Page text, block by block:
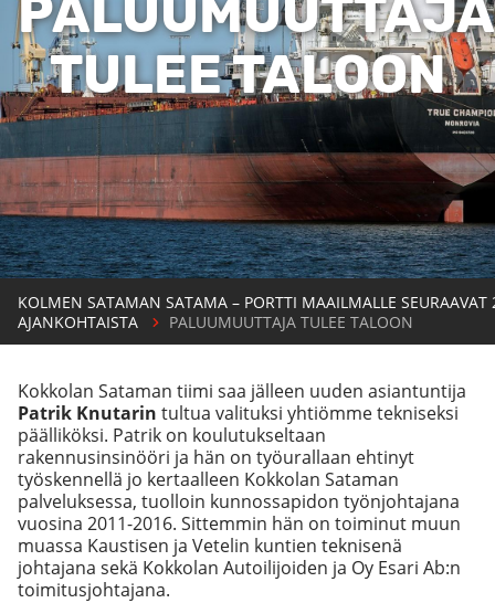
PALUUMUUTTAJA
TULEE TALOON
KOLMEN SATAMAN SATAMA – PORTTI MAAILMALLE SEURAAVAT
AJANKOHTAISTA
PALUUMUUTTAJA TULEE TALOON
Kokkolan Sataman tiimi saa jälleen uuden asiantuntija
Patrik Knutarin tultua valituksi yhtiömme tekniseksi
päälliköksi. Patrik on koulutukseltaan
rakennusinsinööri ja hän on työurallaan ehtinyt
työskennellä jo kertaalleen Kokkolan Sataman
palveluksessa, tuolloin kunnossapidon työnjohtajana
vuosina 2011-2016. Sittemmin hän on toiminut muun
muassa Kaustisen ja Vetelin kuntien teknisenä
johtajana sekä Kokkolan Autoilijoiden ja Oy Esari Ab:n
toimitusjohtajana.